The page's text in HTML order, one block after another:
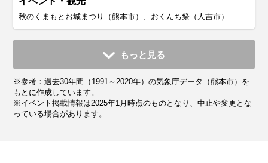
秋のくまもとお城まつり（熊本市）、おくんち祭（人吉市）
11月
平均気温・降水量
13.5℃ 84.4mm
気候・服装
12月
平均気温・降水量
8.0℃ 61.2mm
気候・服装
1月
平均気温・降水量
6.0℃ 57.2mm
気候・服装
2月
平均気温・降水量
7.4℃ 83.2mm
気候・服装
3月
平均気温・降水量
10.9℃ 124.8mm
気候・服装
4月
平均気温・降水量
15.8℃ 144.9mm
気候・服装
5月
平均気温・降水量
20.5℃ 160.9mm
気候・服装
6月
平均気温・降水量
23.7℃ 448.5mm
気候・服装
7月
平均気温・降水量
27.5℃ 386.8mm
気候・服装
もっと見る
※参考：過去30年間（1991～2020年）の気象庁データ（熊本市）を
もとに作成しています。
※イベント掲載情報は2025年1月時点のものとなり、中止や変更とな
っている場合があります。